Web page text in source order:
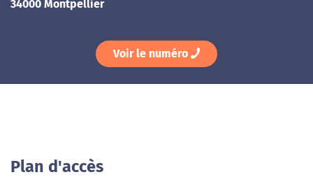
34000 Montpellier
Voir le numéro
Plan d'accès